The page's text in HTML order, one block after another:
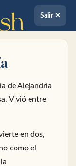
Salir ✕
de Alejandría
Vivió entre
en dos,
como el